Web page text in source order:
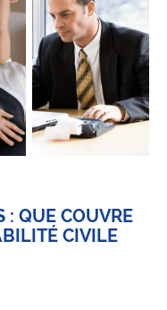
: QUE COUVRE
CIVILE